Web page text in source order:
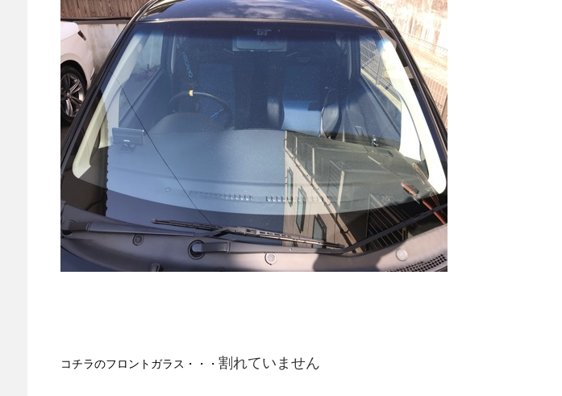
コチラのフロントガラス・・・ 割れていません